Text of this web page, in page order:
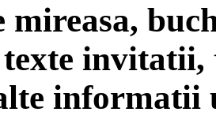
mireasa,
texte
informatii